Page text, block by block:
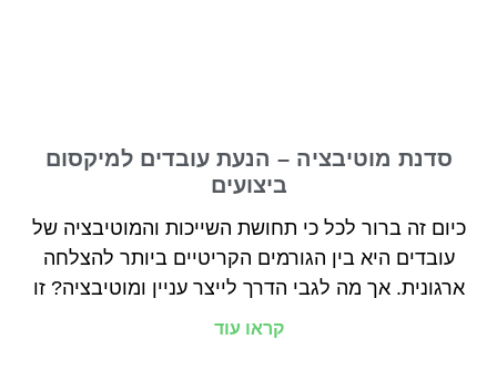
סדנת מוטיבציה – הנעת עובדים למיקסום
ביצועים
כיום זה ברור לכל כי תחושת השייכות והמוטיבציה של
עובדים היא בין הגורמים הקריטיים ביותר להצלחה
ארגונית. אך מה לגבי הדרך לייצר עניין ומוטיבציה? זו
קראו עוד